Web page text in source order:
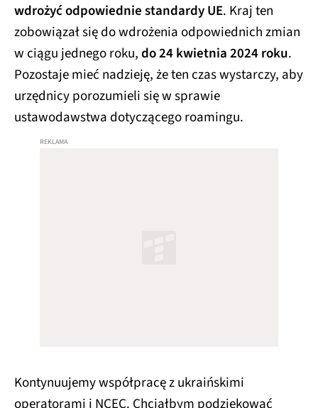
wdrożyć odpowiednie standardy UE. Kraj ten
zobowiązał się do wdrożenia odpowiednich zmian
w ciągu jednego roku,do 24 kwietnia 2024 roku.
Pozostaje mieć nadzieję, że ten czas wystarczy, aby
urzędnicy porozumieli się w sprawie
ustawodawstwa dotyczącego roamingu.
Kontynuujemy współpracę z ukraińskimi
operatorami i NCEC. Chciałbym podziękować